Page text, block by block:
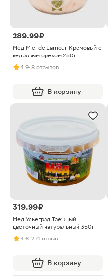
289.99 ₽
Мед Miel de Lamour Кремовый с
кедровым орехом 250г
4.9· 8 отзывов
В корзину
319.99 ₽
Мед Ульеград Таежный
цветочный натуральный 350г
4.6· 271 отзыв
В корзину